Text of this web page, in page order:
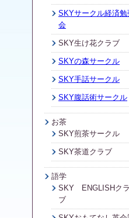
SKYサークル経済勉
会
SKY生け花クラブ
SKYの森サークル
SKY手話サークル
SKY腹話術サークル
お茶
SKY煎茶サークル
SKY茶道クラブ
語学
SKY ENGLISHクラ
ブ